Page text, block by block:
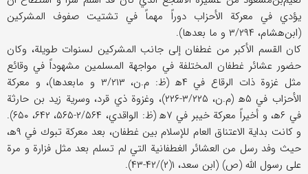
يؤدي في معركة الأحزاب دوراً مهماً في‌ تشتيت صفوف المشركين
(ابن‌هشام، ۳/۲۹۴ و ما بعدها).
كان القسم الأكبر من غطفان إلى جانب المشركين لسنوات طويلة، وكان
حضور عشائر غطفان المختلفة في مواجهة المسلمين مشهوداً في وقائع
مثل غزوة ذات الرقاع في ۴ه‍ (ظ: م.ن، ۳/۲۱۳ و مابعدها)، و معركة
الأحزاب في ۵ه‍ (م.ن، ۳/۲۲۵-۲۲۶)، وغزوة ذي قرد، وسرية زيد بن حارثة
في ۶ه‍، و أخيراً معركة خيبر في ۷ه‍ (ظ: الواقدي، ۲/۵۶۴-۵۶۵، ۶۴۲، ۶۵۰).
و كانت بداية الاعتناق العام للإسلام بين غطفان، بعد معركة تبوك في ۹ه‍،
حيث وفد رسل من العشائر الغطفانية التي لم تسلم بعد مثل فزارة و مرة
على رسول الله (ص) (ابن سعد، ۱(۲)/۴۲-۴۳).